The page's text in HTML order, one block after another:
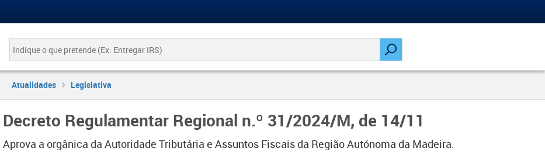
Atualidades Legislativa
Decreto Regulamentar Regional n.º 31/2024/M, de 14/11
Aprova a orgânica da Autoridade Tributária e Assuntos Fiscais da Região Autónoma da Madeira.